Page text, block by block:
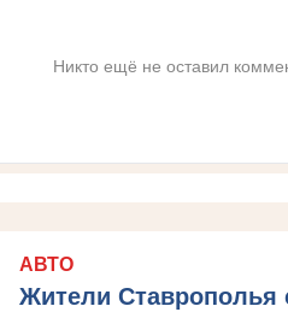
Никто ещё не оставил
АВТО
Жители Ставрополья